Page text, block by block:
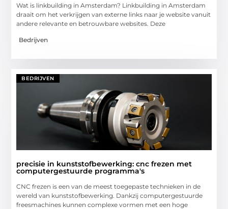
Wat is linkbuilding in Amsterdam? Linkbuilding in Amsterdam
draait om het verkrijgen van externe links naar je website vanuit
andere relevante en betrouwbare websites. Deze
Bedrijven
BEDRIJVEN
precisie in kunststofbewerking: cnc frezen met
computergestuurde programma's
CNC frezen is een van de meest toegepaste technieken in de
wereld van kunststofbewerking. Dankzij computergestuurde
freesmachines kunnen complexe vormen met een hoge